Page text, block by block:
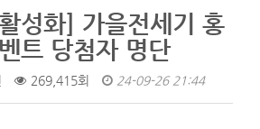
성화] 가을전세기 홍
트 당첨자 명단
269,415회 24-09-26 21:44